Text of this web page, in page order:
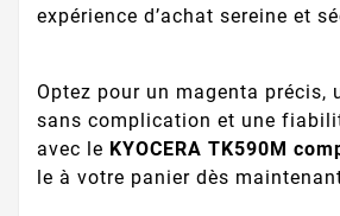
expérience d’achat sereine et
Optez pour un magenta précis,
sans complication et une
avec le KYOCERA TK590M
le à votre panier dès